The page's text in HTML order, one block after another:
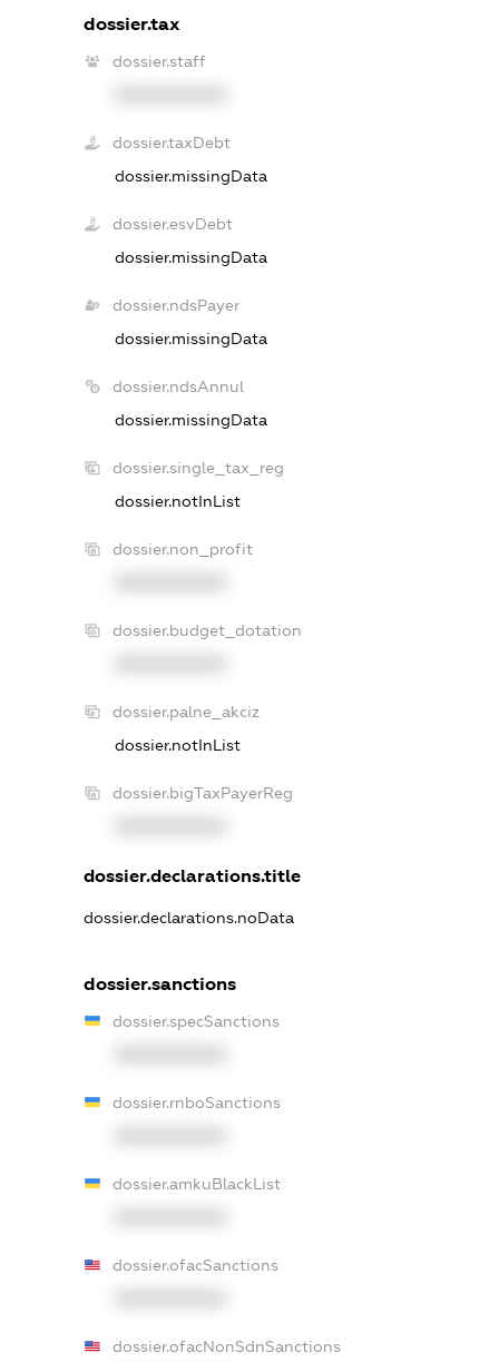
dossier.tax
dossier.staff
dossier.taxDebt
dossier.missingData
dossier.esvDebt
dossier.missingData
dossier.ndsPayer
dossier.missingData
dossier.ndsAnnul
dossier.missingData
dossier.single_tax_reg
dossier.notInList
dossier.non_profit
dossier.budget_dotation
dossier.palne_akciz
dossier.notInList
dossier.bigTaxPayerReg
dossier.declarations.title
dossier.declarations.noData
dossier.sanctions
dossier.specSanctions
dossier.rnboSanctions
dossier.amkuBlackList
dossier.ofacSanctions
dossier.ofacNonSdnSanctions